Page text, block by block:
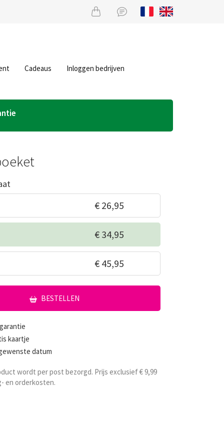
Cadeaus Inloggen bedrijven
€ 26,95
€ 34,95
€ 45,95
BESTELLEN
kaartje
datum
wordt per post bezorgd. Prijs exclusief € 9,99
en orderkosten.